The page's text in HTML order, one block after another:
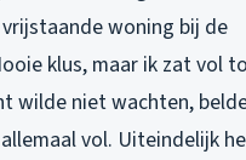
woning bij de
klus, maar ik zat vol
wilde niet wachten,
vol. Uiteindelijk